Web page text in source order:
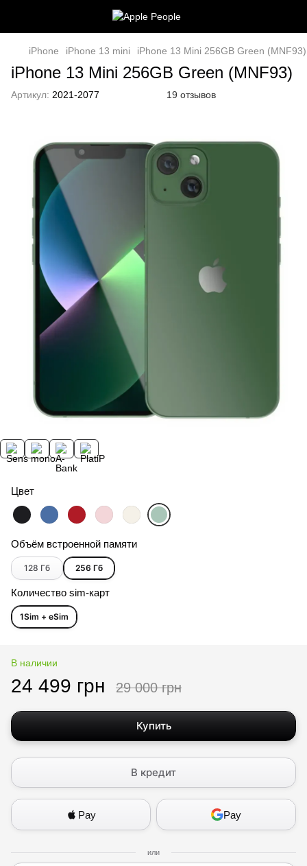
iPhone iPhone 13 mini iPhone 13 Mini 256GB Green (MNF93)
iPhone 13 Mini 256GB Green (MNF93)
Артикул: 2021-2077 19 отзывов
Цвет
Объём встроенной памяти
128 Гб 256 Гб
Количество sim-карт
1Sim + eSim
В наличии
24 499 грн 29 000 грн
Купить
В кредит
Pay Pay